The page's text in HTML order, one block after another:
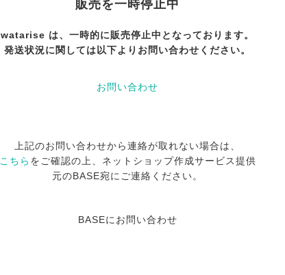
販売を一時停止中
watarise は、一時的に販売停止中となっております。
発送状況に関しては以下よりお問い合わせください。
お問い合わせ
上記のお問い合わせから連絡が取れない場合は、
こちら をご確認の上、ネットショップ作成サービス提供
元のBASE宛にご連絡ください。
BASEにお問い合わせ